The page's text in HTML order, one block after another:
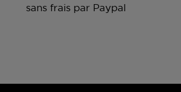
sans frais par Paypal